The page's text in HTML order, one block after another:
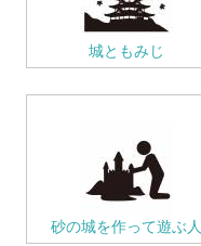
城ともみじ
砂の城を作って遊ぶ人